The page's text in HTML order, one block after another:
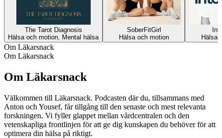
The Tarot Diagnosis
Hälsa och motion, Mental hälsa
SoberFitGirl
Hälsa och motion
Hälsa
Om Läkarsnack
Om Läkarsnack
Om Läkarsnack
Välkommen till Läkarsnack. Podcasten där du, tillsammans med
Anton och Yousef, får tillgång till den senaste och mest relevanta
forskningen. Vi fyller glappet mellan vårdcentralen och den
vetenskapliga frontlinjen för att ge dig kunskapen du behöver för att
optimera din hälsa på riktigt.